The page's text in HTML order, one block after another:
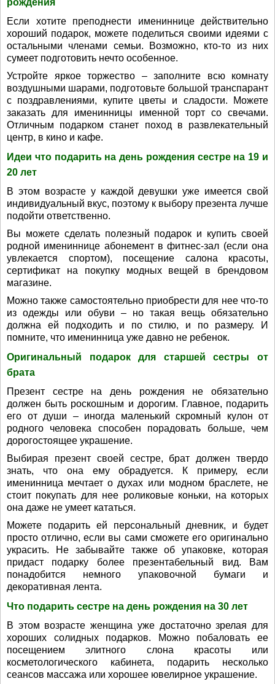
рождения
Если хотите преподнести имениннице действительно
хороший подарок, можете поделиться своими идеями с
остальными членами семьи. Возможно, кто-то из них
сумеет подготовить нечто особенное.
Устройте яркое торжество – заполните всю комнату
воздушными шарами, подготовьте большой транспарант
с поздравлениями, купите цветы и сладости. Можете
заказать для именинницы именной торт со свечами.
Отличным подарком станет поход в развлекательный
центр, в кино и кафе.
Идеи что подарить на день рождения сестре на 19 и
20 лет
В этом возрасте у каждой девушки уже имеется свой
индивидуальный вкус, поэтому к выбору презента лучше
подойти ответственно.
Вы можете сделать полезный подарок и купить своей
родной имениннице абонемент в фитнес-зал (если она
увлекается спортом), посещение салона красоты,
сертификат на покупку модных вещей в брендовом
магазине.
Можно также самостоятельно приобрести для нее что-то
из одежды или обуви – но такая вещь обязательно
должна ей подходить и по стилю, и по размеру. И
помните, что именинница уже давно не ребенок.
Оригинальный подарок для старшей сестры от
брата
Презент сестре на день рождения не обязательно
должен быть роскошным и дорогим. Главное, подарить
его от души – иногда маленький скромный кулон от
родного человека способен порадовать больше, чем
дорогостоящее украшение.
Выбирая презент своей сестре, брат должен твердо
знать, что она ему обрадуется. К примеру, если
именинница мечтает о духах или модном браслете, не
стоит покупать для нее роликовые коньки, на которых
она даже не умеет кататься.
Можете подарить ей персональный дневник, и будет
просто отлично, если вы сами сможете его оригинально
украсить. Не забывайте также об упаковке, которая
придаст подарку более презентабельный вид. Вам
понадобится немного упаковочной бумаги и
декоративная лента.
Что подарить сестре на день рождения на 30 лет
В этом возрасте женщина уже достаточно зрелая для
хороших солидных подарков. Можно побаловать ее
посещением элитного слона красоты или
косметологического кабинета, подарить несколько
сеансов массажа или хорошее ювелирное украшение.